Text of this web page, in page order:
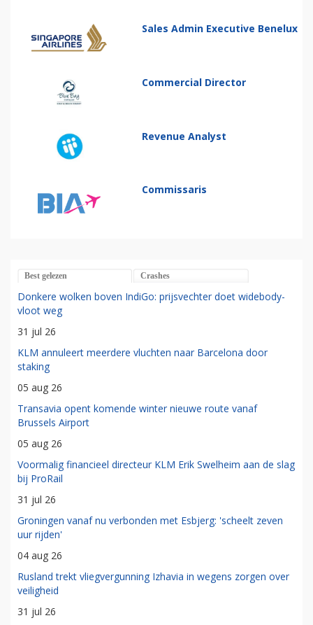
Sales Admin Executive Benelux
Commercial Director
Revenue Analyst
Commissaris
Best gelezen Crashes
Donkere wolken boven IndiGo: prijsvechter doet widebody-
vloot weg
31 jul 26
KLM annuleert meerdere vluchten naar Barcelona door
staking
05 aug 26
Transavia opent komende winter nieuwe route vanaf
Brussels Airport
05 aug 26
Voormalig financieel directeur KLM Erik Swelheim aan de slag
bij ProRail
31 jul 26
Groningen vanaf nu verbonden met Esbjerg: 'scheelt zeven
uur rijden'
04 aug 26
Rusland trekt vliegvergunning Izhavia in wegens zorgen over
veiligheid
31 jul 26